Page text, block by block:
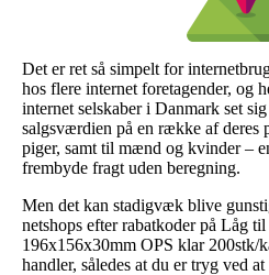
Det er ret så simpelt for
hos flere internet foretagender, og
internet selskaber i Danmark set
salgsværdien på en række af deres
piger, samt til mænd og kvinder –
frembyde fragt uden beregning.
Men det kan stadigvæk blive
netshops efter rabatkoder på Låg
196x156x30mm OPS klar 200stk/
handler, således at du er tryg ved